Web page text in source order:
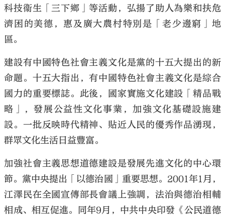
科技衞生「三下鄉」等活動，弘揚了助人為樂和扶危
濟困的美德，惠及廣大農村特別是「老少邊窮」地
區。
建設有中國特色社會主義文化是黨的十五大提出的新
命題。十五大指出，有中國特色社會主義文化是綜合
國力的重要標誌。此後，國家實施文化建設「精品戰
略」，發展公益性文化事業，加強文化基礎設施建
設。一批反映時代精神、貼近人民的優秀作品湧現，
群眾文化生活日益豐富。
加強社會主義思想道德建設是發展先進文化的中心環
節。黨中央提出「以德治國」重要思想。2001年1月，
江澤民在全國宣傳部長會議上強調，法治與德治相輔
相成、相互促進。同年9月，中共中央印發《公民道德